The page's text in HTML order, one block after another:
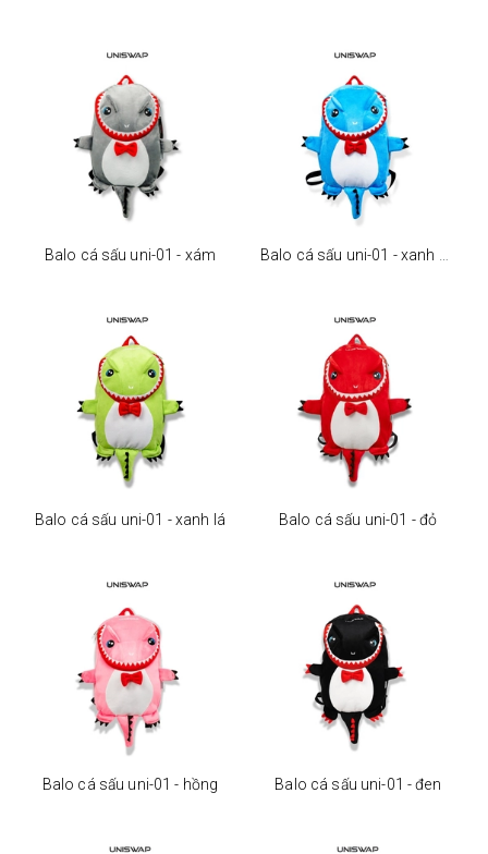
Balo cá sấu uni-01 - xám
Balo cá sấu uni-01 - xanh lá Balo cá sấu uni-01 - đỏ
Balo cá sấu uni-01 - hồng Balo cá sấu uni-01 - đen